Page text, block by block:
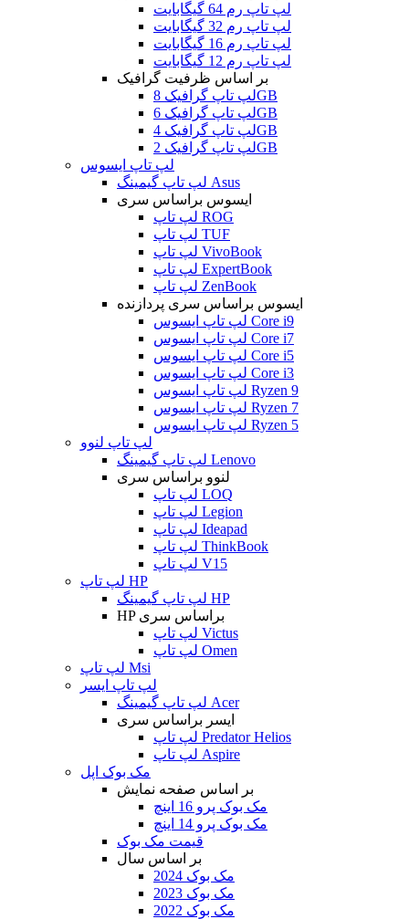
لپ تاپ رم 64 گیگابایت
لپ تاپ رم 32 گیگابایت
لپ تاپ رم 16 گیگابایت
لپ تاپ رم 12 گیگابایت
بر اساس ظرفیت گرافیک
لپ تاپ گرافیک 8GB
لپ تاپ گرافیک 6GB
لپ تاپ گرافیک 4GB
لپ تاپ گرافیک 2GB
لپ تاپ ایسوس
لپ تاپ گیمینگ Asus
ایسوس براساس سری
لپ تاپ ROG
لپ تاپ TUF
لپ تاپ VivoBook
لپ تاپ ExpertBook
لپ تاپ ZenBook
ایسوس براساس سری پردازنده
لپ تاپ ایسوس Core i9
لپ تاپ ایسوس Core i7
لپ تاپ ایسوس Core i5
لپ تاپ ایسوس Core i3
لپ تاپ ایسوس Ryzen 9
لپ تاپ ایسوس Ryzen 7
لپ تاپ ایسوس Ryzen 5
لپ تاپ لنوو
لپ تاپ گیمینگ Lenovo
لنوو براساس سری
لپ تاپ LOQ
لپ تاپ Legion
لپ تاپ Ideapad
لپ تاپ ThinkBook
لپ تاپ V15
لپ تاپ HP
لپ تاپ گیمینگ HP
HP براساس سری
لپ تاپ Victus
لپ تاپ Omen
لپ تاپ Msi
لپ تاپ ایسر
لپ تاپ گیمینگ Acer
ایسر براساس سری
لپ تاپ Predator Helios
لپ تاپ Aspire
مک بوک اپل
بر اساس صفحه نمایش
مک بوک پرو 16 اینچ
مک بوک پرو 14 اینچ
قیمت مک بوک
بر اساس سال
مک بوک 2024
مک بوک 2023
مک بوک 2022